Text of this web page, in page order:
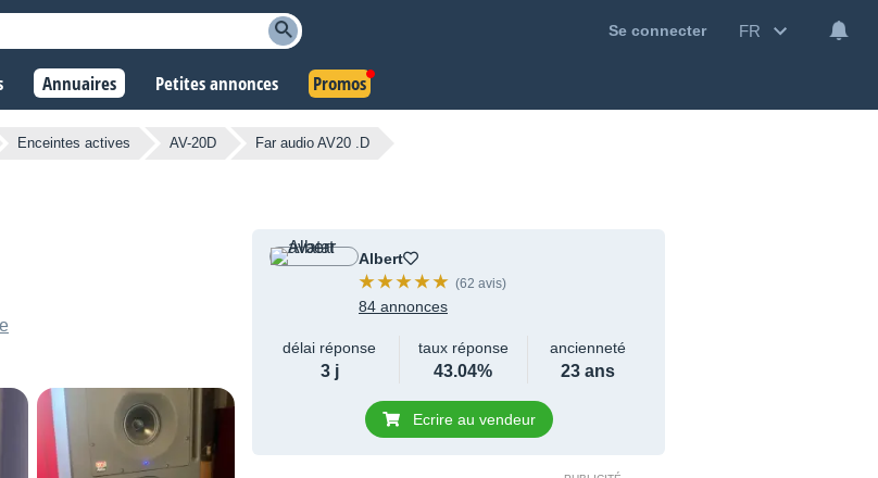
Se connecter FR
Annuaires Petites annonces Promos
Enceintes actives AV-20D Far audio AV20 .D
Albert
(62 avis)
84 annonces
délai réponse
3 j
taux réponse
43.04%
ancienneté
23 ans
Ecrire au vendeur